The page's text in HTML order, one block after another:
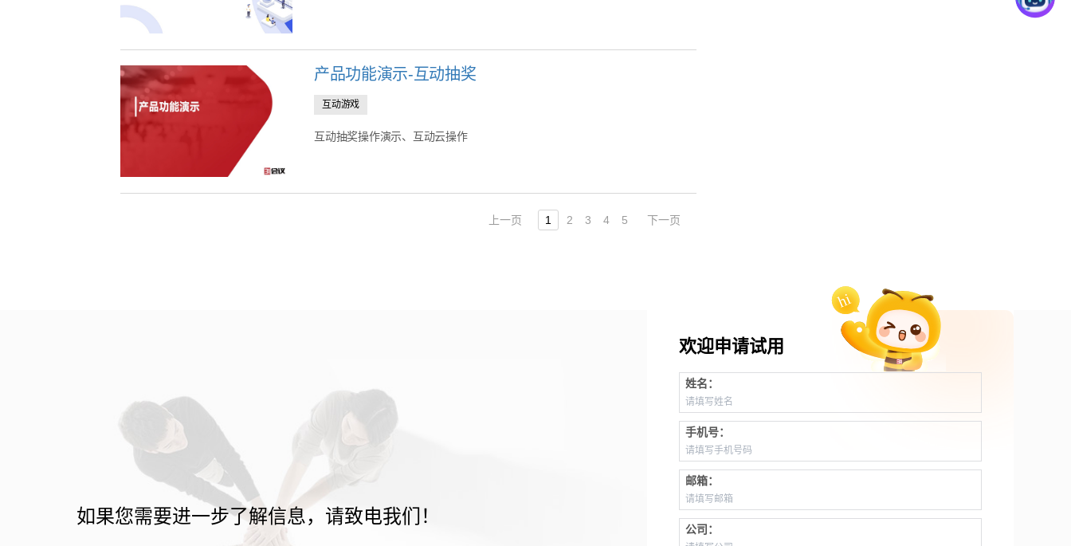
产品功能演示-互动抽奖
互动游戏
互动抽奖操作演示、互动云操作
上一页 1 2 3 4 5 下一页
如果您需要进一步了解信息，请致电我们！
欢迎申请试用
姓名：
手机号：
邮箱：
公司：